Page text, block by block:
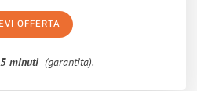
OFFERTA
minuti (garantita).